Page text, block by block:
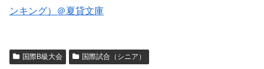
ンキング）＠夏貸文庫
国際B級大会 国際試合（シニア）